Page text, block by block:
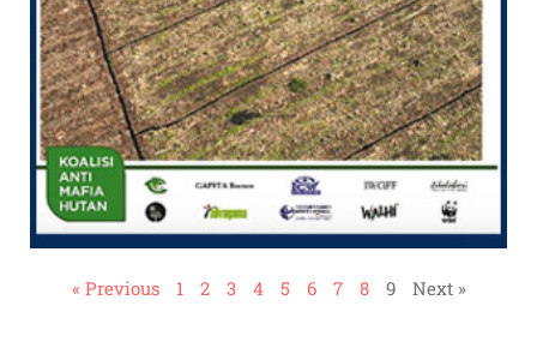
« Previous 1 2 3 4 5 6 7 8 9 Next »